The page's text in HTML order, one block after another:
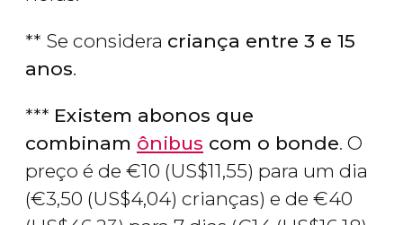
** Se considera criança entre 3 e 15
anos.
*** Existem abonos que
combinam ônibus com o bonde. O
preço é de €10 (US$11,55) para um dia
(€3,50 (US$4,04) crianças) e de €40